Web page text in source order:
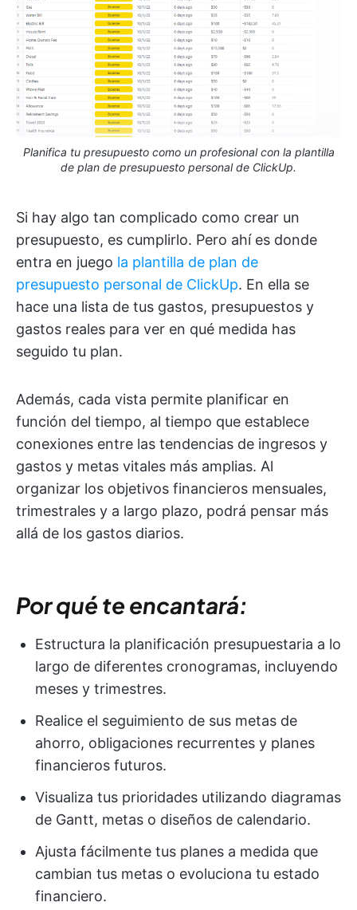
Planifica tu presupuesto como un profesional con la plantilla
de plan de presupuesto personal de ClickUp.
Si hay algo tan complicado como crear un
presupuesto, es cumplirlo. Pero ahí es donde
entra en juego la plantilla de plan de
presupuesto personal de ClickUp. En ella se
hace una lista de tus gastos, presupuestos y
gastos reales para ver en qué medida has
seguido tu plan.
Además, cada vista permite planificar en
función del tiempo, al tiempo que establece
conexiones entre las tendencias de ingresos y
gastos y metas vitales más amplias. Al
organizar los objetivos financieros mensuales,
trimestrales y a largo plazo, podrá pensar más
allá de los gastos diarios.
Por qué te encantará:
Estructura la planificación presupuestaria a lo
largo de diferentes cronogramas, incluyendo
meses y trimestres.
Realice el seguimiento de sus metas de
ahorro, obligaciones recurrentes y planes
financieros futuros.
Visualiza tus prioridades utilizando diagramas
de Gantt, metas o diseños de calendario.
Ajusta fácilmente tus planes a medida que
cambian tus metas o evoluciona tu estado
financiero.